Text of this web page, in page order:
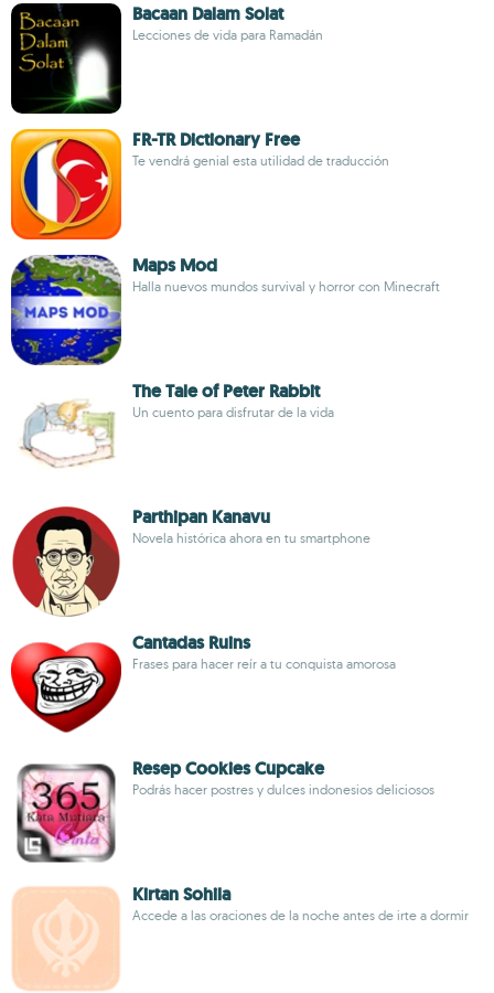
Bacaan Dalam Solat
Lecciones de vida para Ramadán
FR-TR Dictionary Free
Te vendrá genial esta utilidad de traducción
Maps Mod
Halla nuevos mundos survival y horror con Minecraft
The Tale of Peter Rabbit
Un cuento para disfrutar de la vida
Parthipan Kanavu
Novela histórica ahora en tu smartphone
Cantadas Ruins
Frases para hacer reír a tu conquista amorosa
Resep Cookies Cupcake
Podrás hacer postres y dulces indonesios deliciosos
Kirtan Sohila
Accede a las oraciones de la noche antes de irte a dormir